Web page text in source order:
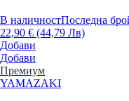
В наличностПоследна
22,90 € (44,79 Лв)
Добави
Добави
Премиум
YAMAZAKI